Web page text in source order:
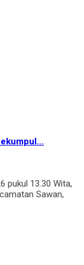
pukul 13.30 Wita,
Sawan,